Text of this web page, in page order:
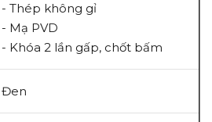
- Thép không gỉ
- Mạ PVD
- Khóa 2 lần gấp, chốt bấm
Đen